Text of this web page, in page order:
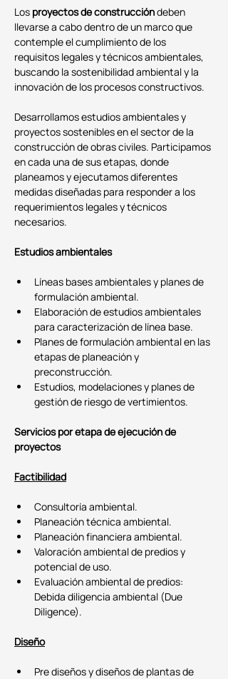
Los proyectos de construcción deben
llevarse a cabo dentro de un marco que
contemple el cumplimiento de los
requisitos legales y técnicos ambientales,
buscando la sostenibilidad ambiental y la
innovación de los procesos constructivos.
Desarrollamos estudios ambientales y
proyectos sostenibles en el sector de la
construcción de obras civiles. Participamos
en cada una de sus etapas, donde
planeamos y ejecutamos diferentes
medidas diseñadas para responder a los
requerimientos legales y técnicos
necesarios.
Estudios ambientales
Líneas bases ambientales y planes de
formulación ambiental.
Elaboración de estudios ambientales
para caracterización de línea base.
Planes de formulación ambiental en las
etapas de planeación y
preconstrucción.
Estudios, modelaciones y planes de
gestión de riesgo de vertimientos.
Servicios por etapa de ejecución de
proyectos
Factibilidad
Consultoría ambiental.
Planeación técnica ambiental.
Planeación financiera ambiental.
Valoración ambiental de predios y
potencial de uso.
Evaluación ambiental de predios:
Debida diligencia ambiental (Due
Diligence).
Diseño
Pre diseños y diseños de plantas de